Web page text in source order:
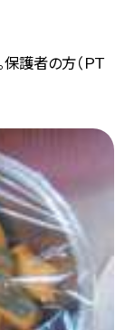
護者の方（ＰＴ